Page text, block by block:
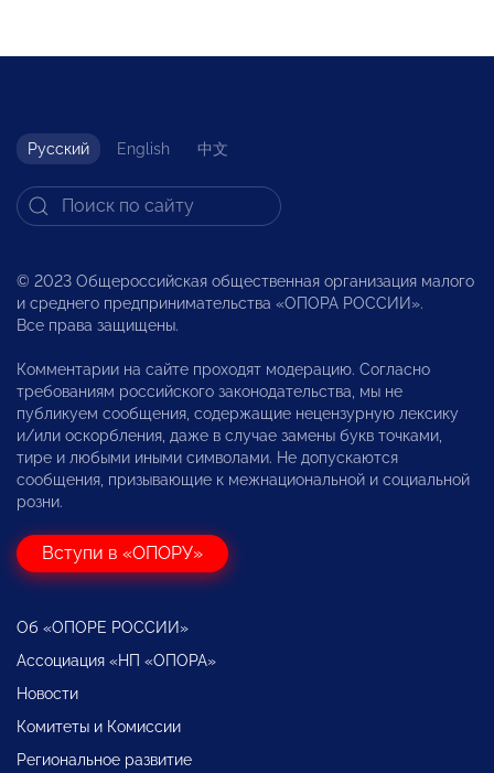
Русский English 中文
© 2023 Общероссийская общественная организация малого
и среднего предпринимательства «ОПОРА РОССИИ».
Все права защищены.
Комментарии на сайте проходят модерацию. Согласно
требованиям российского законодательства, мы не
публикуем сообщения, содержащие нецензурную лексику
и/или оскорбления, даже в случае замены букв точками,
тире и любыми иными символами. Не допускаются
сообщения, призывающие к межнациональной и социальной
розни.
Вступи в «ОПОРУ»
Об «ОПОРЕ РОССИИ»
Ассоциация «НП «ОПОРА»
Новости
Комитеты и Комиссии
Региональное развитие